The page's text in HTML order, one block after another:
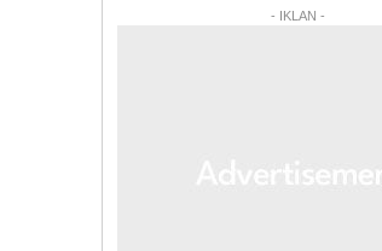
- IKLAN -